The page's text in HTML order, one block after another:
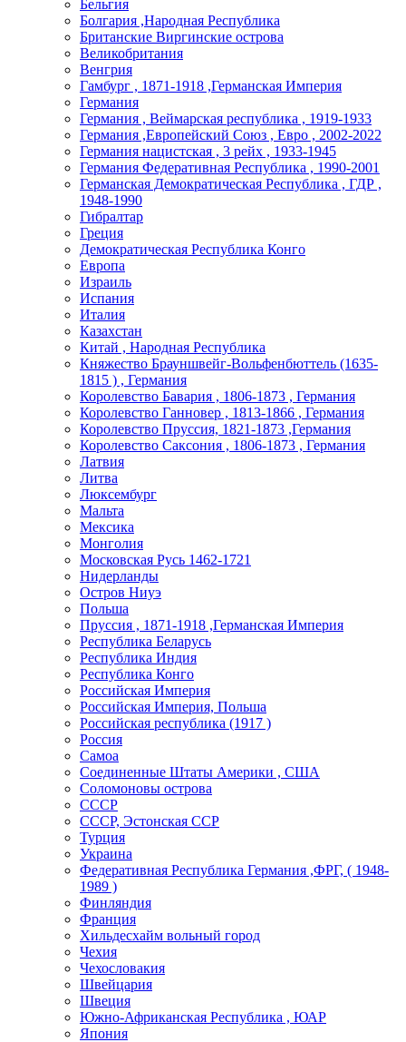
Бельгия
Болгария ,Народная Республика
Британские Виргинские острова
Великобритания
Венгрия
Гамбург , 1871-1918 ,Германская Империя
Германия
Германия , Веймарская республика , 1919-1933
Германия ,Европейский Союз , Евро , 2002-2022
Германия нацистская , 3 рейх , 1933-1945
Германия Федеративная Республика , 1990-2001
Германская Демократическая Республика , ГДР ,
1948-1990
Гибралтар
Греция
Демократическая Республика Конго
Европа
Израиль
Испания
Италия
Казахстан
Китай , Народная Республика
Княжество Брауншвейг-Вольфенбюттель (1635-
1815 ) , Германия
Королевство Бавария , 1806-1873 , Германия
Королевство Ганновер , 1813-1866 , Германия
Королевство Пруссия, 1821-1873 ,Германия
Королевство Саксония , 1806-1873 , Германия
Латвия
Литва
Люксембург
Мальта
Мексика
Монголия
Московская Русь 1462-1721
Нидерланды
Остров Ниуэ
Польша
Пруссия , 1871-1918 ,Германская Империя
Республика Беларусь
Республика Индия
Республика Конго
Российская Империя
Российская Империя, Польша
Российская республика (1917 )
Россия
Самоа
Соединенные Штаты Америки , США
Соломоновы острова
СССР
СССР, Эстонская ССР
Турция
Украина
Федеративная Республика Германия ,ФРГ, ( 1948-
1989 )
Финляндия
Франция
Хильдесхайм вольный город
Чехия
Чехословакия
Швейцария
Швеция
Южно-Африканская Республика , ЮАР
Япония